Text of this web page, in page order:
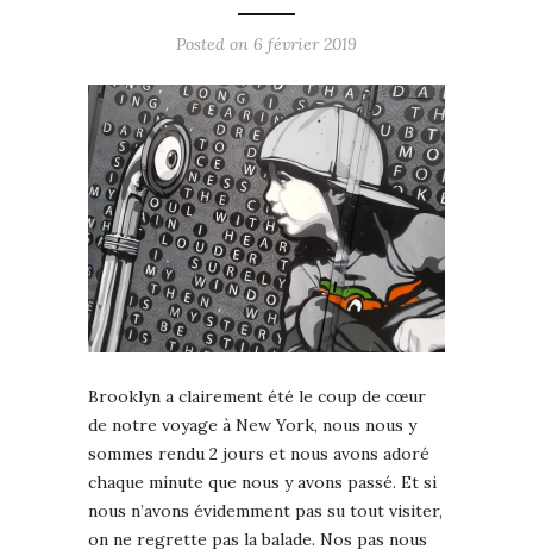
Posted on 6 février 2019
Brooklyn a clairement été le coup de cœur
de notre voyage à New York, nous nous y
sommes rendu 2 jours et nous avons adoré
chaque minute que nous y avons passé. Et si
nous n’avons évidemment pas su tout visiter,
on ne regrette pas la balade. Nos pas nous